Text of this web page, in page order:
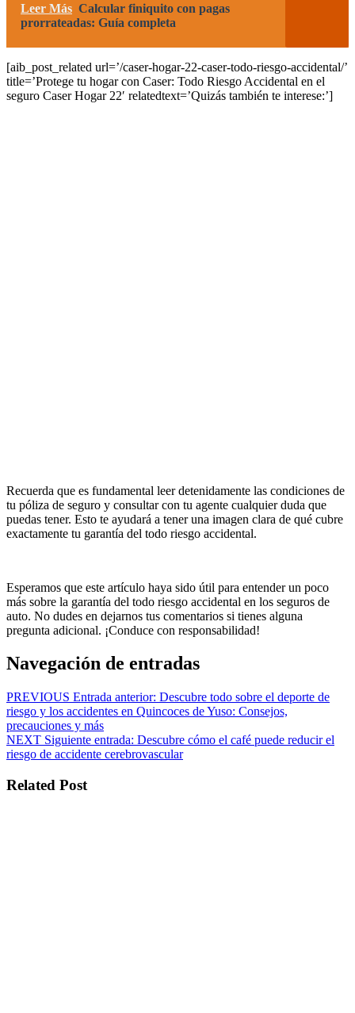
Leer Más Calcular finiquito con pagas
prorrateadas: Guía completa
[aib_post_related url=’/caser-hogar-22-caser-todo-riesgo-accidental/’
title=’Protege tu hogar con Caser: Todo Riesgo Accidental en el
seguro Caser Hogar 22′ relatedtext=’Quizás también te interese:’]
Recuerda que es fundamental leer detenidamente las condiciones de
tu póliza de seguro y consultar con tu agente cualquier duda que
puedas tener. Esto te ayudará a tener una imagen clara de qué cubre
exactamente tu garantía del todo riesgo accidental.
Esperamos que este artículo haya sido útil para entender un poco
más sobre la garantía del todo riesgo accidental en los seguros de
auto. No dudes en dejarnos tus comentarios si tienes alguna
pregunta adicional. ¡Conduce con responsabilidad!
Navegación de entradas
PREVIOUS Entrada anterior: Descubre todo sobre el deporte de
riesgo y los accidentes en Quincoces de Yuso: Consejos,
precauciones y más
NEXT Siguiente entrada: Descubre cómo el café puede reducir el
riesgo de accidente cerebrovascular
Related Post